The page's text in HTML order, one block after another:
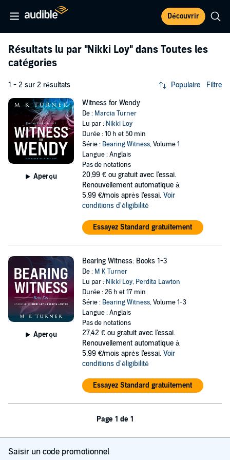
Découvrir
Résultats lu par "Nikki Loy" dans Toutes les
catégories
1 - 2 sur 2 résultats Populaire Filtre
Aperçu
Witness for Wendy
De : Marcia Turner
Lu par : Nikki Loy
Durée : 10 h et 50 min
Série : Bearing Witness, Volume 1
Langue : Anglais
Pas de notations
20,99 € ou gratuit avec l'essai.
Renouvellement automatique à
5,99 €/mois après l'essai. Voir
conditions d'éligibilité
Essayez Standard gratuitement
Aperçu
Bearing Witness: Books 1-3
De : M K Turner
Lu par : Nikki Loy, Perdita Lawton
Durée : 26 h et 17 min
Série : Bearing Witness, Volume 1-3
Langue : Anglais
Pas de notations
27,42 € ou gratuit avec l'essai.
Renouvellement automatique à
5,99 €/mois après l'essai. Voir
conditions d'éligibilité
Essayez Standard gratuitement
Page 1 de 1
Saisir un code promotionnel